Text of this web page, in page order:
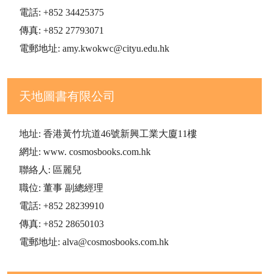
電話: +852 34425375
傳真: +852 27793071
電郵地址: amy.kwokwc@cityu.edu.hk
天地圖書有限公司
地址: 香港黃竹坑道46號新興工業大廈11樓
網址: www. cosmosbooks.com.hk
聯絡人: 區麗兒
職位: 董事 副總經理
電話: +852 28239910
傳真: +852 28650103
電郵地址: alva@cosmosbooks.com.hk